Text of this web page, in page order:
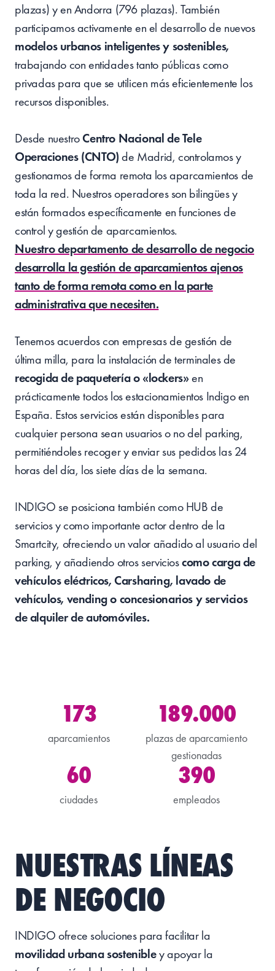
plazas) y en Andorra (796 plazas). También
participamos activamente en el desarrollo de nuevos
modelos urbanos inteligentes y sostenibles,
trabajando con entidades tanto públicas como
privadas para que se utilicen más eficientemente los
recursos disponibles.
Desde nuestroCentro Nacional de Tele
Operaciones (CNTO)de Madrid, controlamos y
gestionamos de forma remota los aparcamientos de
toda la red. Nuestros operadores son bilingües y
están formados específicamente en funciones de
control y gestión de aparcamientos.
Nuestro departamento de desarrollo de negocio
desarrolla la gestión de aparcamientos ajenos
tanto de forma remota como en la parte
administrativa que necesiten.
Tenemos acuerdos con empresas de gestión de
última milla, para la instalación de terminales de
recogida de paquetería o «lockers»en
prácticamente todos los estacionamientos Indigo en
España. Estos servicios están disponibles para
cualquier persona sean usuarios o no del parking,
permitiéndoles recoger y enviar sus pedidos las 24
horas del día, los siete días de la semana.
INDIGO se posiciona también como HUB de
servicios y como importante actor dentro de la
Smartcity, ofreciendo un valor añadido al usuario del
parking, y añadiendo otros servicioscomo carga de
vehículos eléctricos, Carsharing, lavado de
vehículos, vending o concesionarios y servicios
de alquiler de automóviles.
173
aparcamientos
189.000
plazas de aparcamiento
gestionadas
60
ciudades
390
empleados
NUESTRAS LÍNEAS
DE NEGOCIO
INDIGO ofrece soluciones para facilitar la
movilidad urbana sostenibley apoyar la